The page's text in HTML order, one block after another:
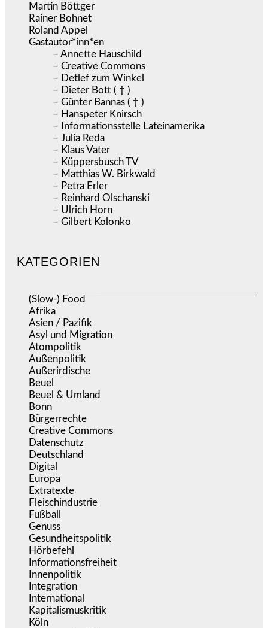
Martin Böttger
Rainer Bohnet
Roland Appel
Gastautor*inn*en
– Annette Hauschild
– Creative Commons
– Detlef zum Winkel
– Dieter Bott ( † )
– Günter Bannas ( † )
– Hanspeter Knirsch
– Informationsstelle Lateinamerika
– Julia Reda
– Klaus Vater
– Küppersbusch TV
– Matthias W. Birkwald
– Petra Erler
– Reinhard Olschanski
– Ulrich Horn
– Gilbert Kolonko
KATEGORIEN
(Slow-) Food
Afrika
Asien / Pazifik
Asyl und Migration
Atompolitik
Außenpolitik
Außerirdische
Beuel
Beuel & Umland
Bonn
Bürgerrechte
Creative Commons
Datenschutz
Deutschland
Digital
Europa
Extratexte
Fleischindustrie
Fußball
Genuss
Gesundheitspolitik
Hörbefehl
Informationsfreiheit
Innenpolitik
Integration
International
Kapitalismuskritik
Köln